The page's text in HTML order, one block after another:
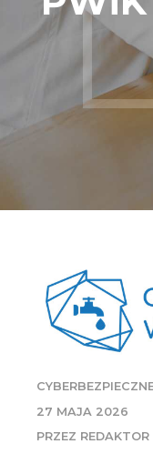
27 MAJA 2026
PRZEZ REDAKTOR